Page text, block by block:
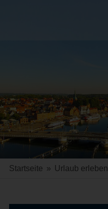
Startseite » Urlaub erleben